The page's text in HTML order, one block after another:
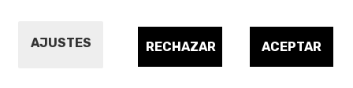
AJUSTES ACEPTAR
RECHAZAR
Productos para
mascotas